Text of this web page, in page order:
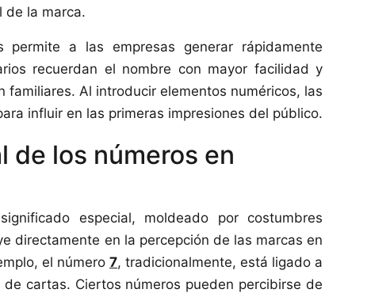
de la marca.
permite a las empresas generar rápidamente
recuerdan el nombre con mayor facilidad y
familiares. Al introducir elementos numéricos, las
influir en las primeras impresiones del público.
de los números en
especial, moldeado por costumbres
directamente en la percepción de las marcas en
el número 7, tradicionalmente, está ligado a
cartas. Ciertos números pueden percibirse de